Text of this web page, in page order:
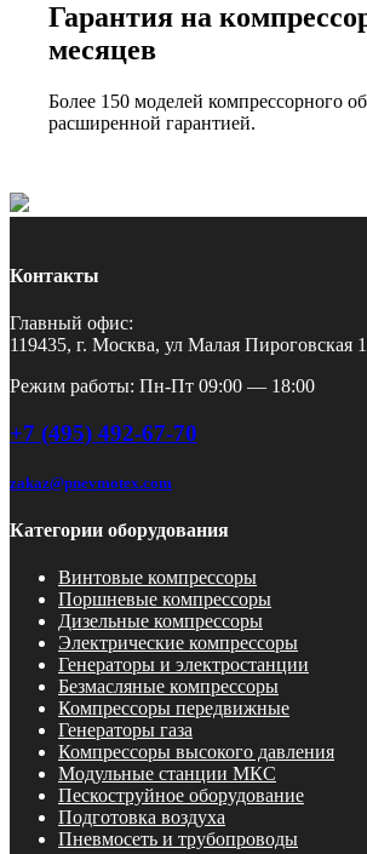
Гарантия на
месяцев
Более 150 моделей компрессорного
расширенной гарантией.
Контакты
Главный офис:
119435, г. Москва, ул Малая Пироговская
Режим работы: Пн-Пт 09:00 — 18:00
+7 (495) 492-67-70
zakaz@pnevmotex.com
Категории оборудования
Винтовые компрессоры
Поршневые компрессоры
Дизельные компрессоры
Электрические компрессоры
Генераторы и электростанции
Безмасляные компрессоры
Компрессоры передвижные
Генераторы газа
Компрессоры высокого давления
Модульные станции МКС
Пескоструйное оборудование
Подготовка воздуха
Пневмосеть и трубопроводы